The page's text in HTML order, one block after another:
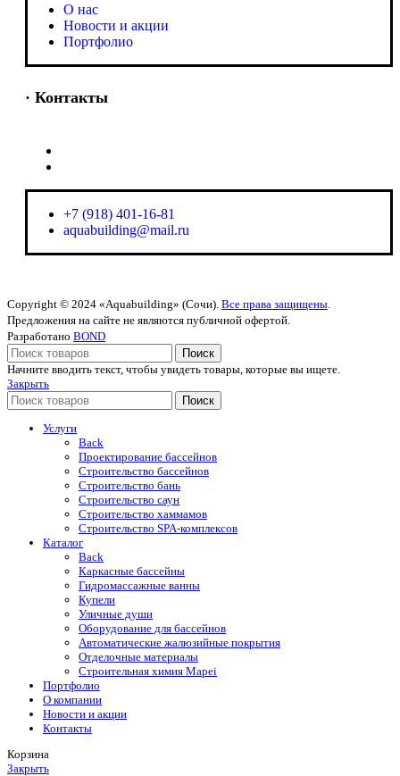
O нас
Новости и акции
Портфолио
· Контакты
+7 (918) 401-16-81
aquabuilding@mail.ru
Copyright © 2024 «Aquabuilding» (Сочи). Все права защищены
Предложения на сайте не являются публичной офертой.
Разработано BOND
Поиск
Начните вводить текст, чтобы увидеть товары, которые вы ищете.
Закрыть
Поиск
Услуги
Back
Проектирование бассейнов
Строительство бассейнов
Строительство бань
Строительство саун
Строительство хаммамов
Строительство SPA-комплексов
Каталог
Back
Каркасные бассейны
Гидромассажные ванны
Купели
Уличные души
Оборудование для бассейнов
Автоматические жалюзийные покрытия
Отделочные материалы
Строительная химия Mapei
Портфолио
O компании
Новости и акции
Контакты
Корзина
Закрыть